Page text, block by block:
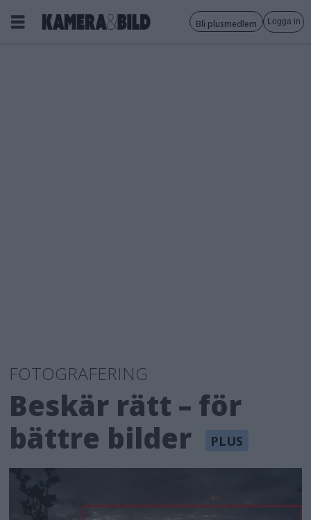
Bli plusmedlem Logga in
FOTOGRAFERING
Beskär rätt – för
bättre bilder